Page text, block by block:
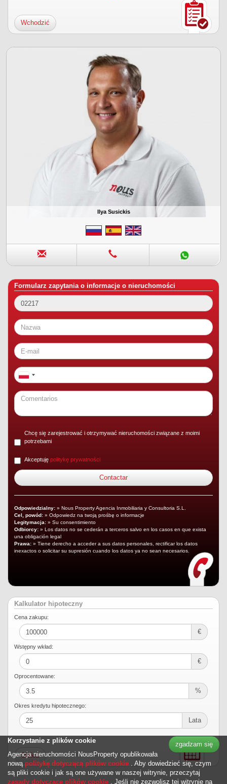
Wchodzić
Ilya Susickis
Formularz zapytania o informacje o nieruchomości
Chcę się zarejestrować i otrzymywać nieruchomości związane z moimi
potrzebami
Akceptuję politykę prywatności
Odpowiedzialny: » Nous Property Agencia Inmobiliaria y Consultoria S.L.
Cel, powód: » Odpowiedz na twoją prośbę o informacje
Legitymacja: » Su consentimiento
Odbiorcy: » Los datos no se cederán a terceros salvo en los casos en que exista
una obligación legal
Prawa: » Tiene derecho a acceder a sus datos personales, rectificar los datos
inexactos o solicitar su supresión cuando los datos ya no sean necesarios.
Kalkulator hipoteczny
Cena zakupu:
€
Wstępny wkład:
€
Oprocentowane:
%
Okres kredytu hipotecznego:
Lata
zgadzam się
Korzystanie z plików cookie
Agencja nieruchomości NousProperty opublikowała
nową politykę dotyczącą plików cookie . Aby dowiedzieć się, czym
są pliki cookie i jak są one używane w naszej witrynie, przeczytaj
zasady dotyczące plików cookie . Jeśli nie zezwolisz tej witrynie na